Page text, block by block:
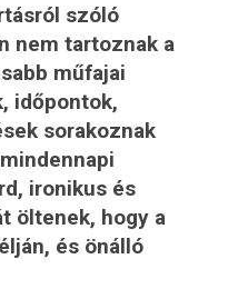
szóló
nem tartoznak a
műfajai
időpontok,
sorakoznak
ironikus és
öltenek, hogy a
és önálló